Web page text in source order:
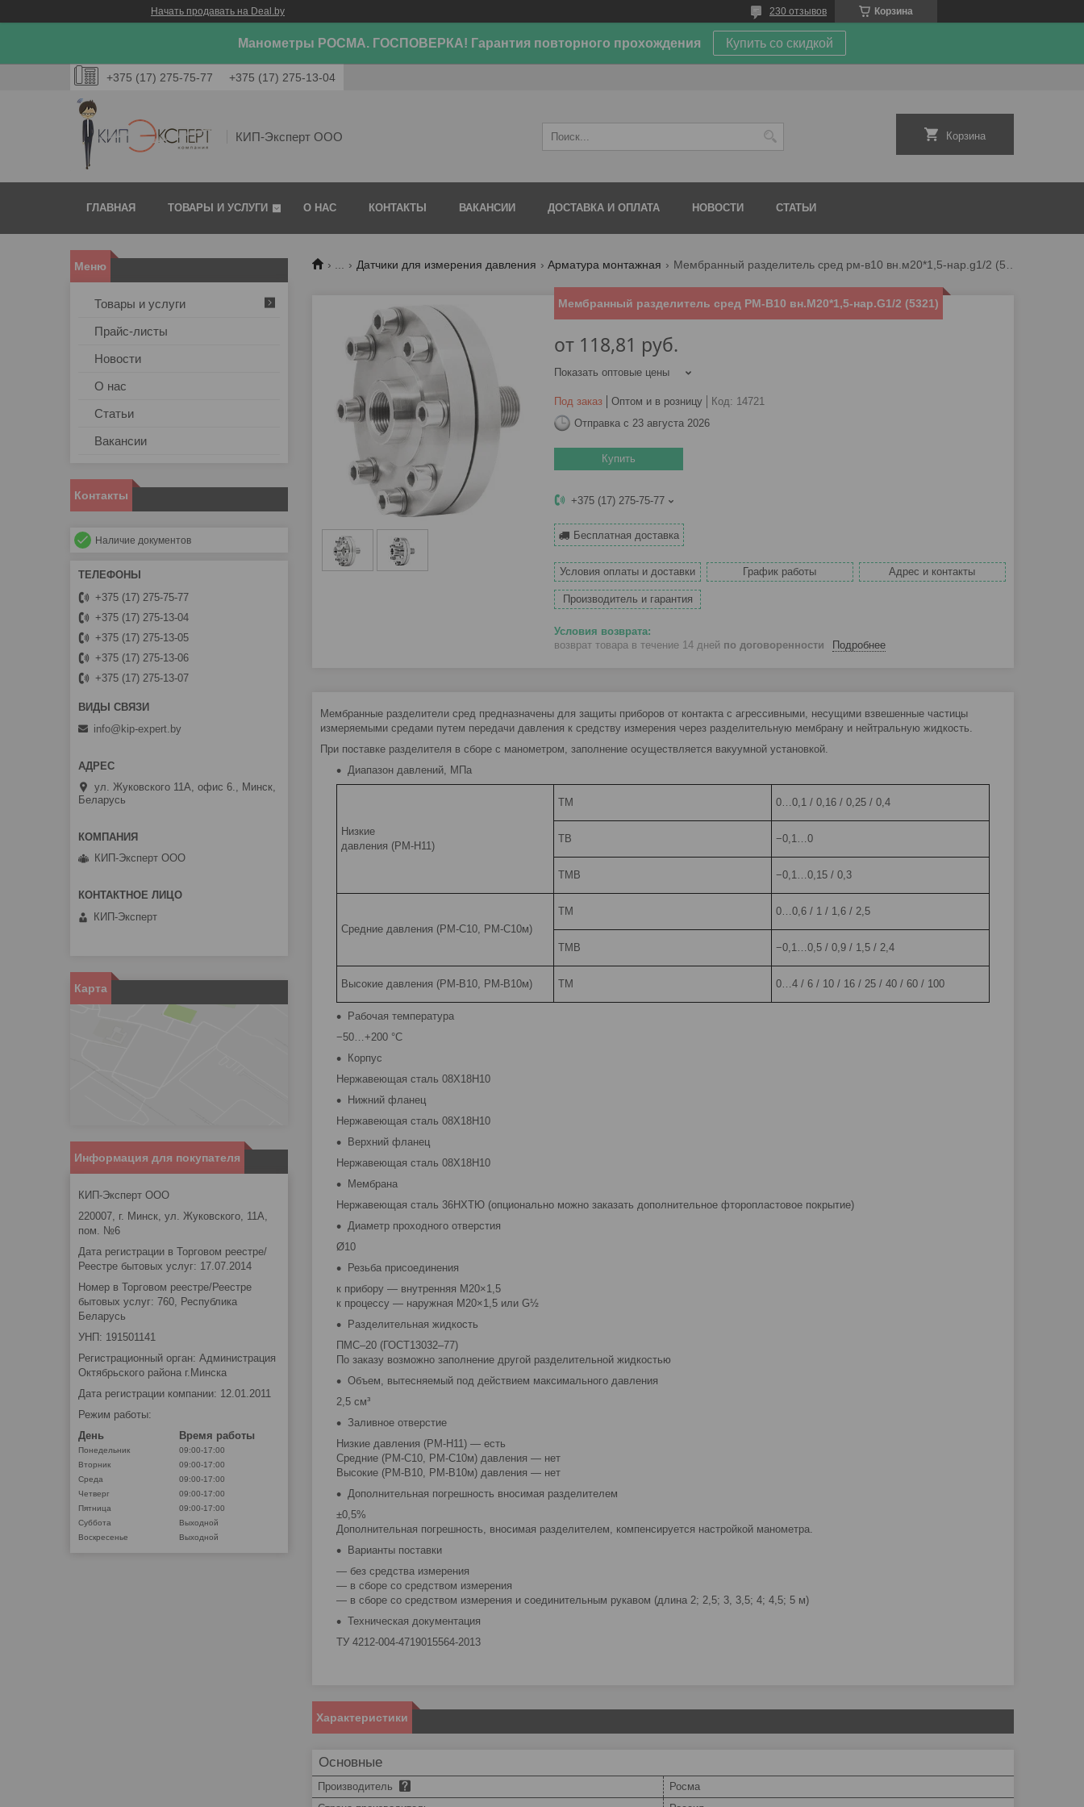
Начать продавать на Deal.by Корзина
230 отзывов
Манометры РОСМА. ГОСПОВЕРКА! Гарантия повторного прохождения Купить со скидкой
+375 (17) 275-75-77 +375 (17) 275-13-04
КИП-Эксперт ООО Корзина
ГЛАВНАЯ ТОВАРЫ И УСЛУГИ О НАС КОНТАКТЫ ВАКАНСИИ ДОСТАВКА И ОПЛАТА НОВОСТИ СТАТЬИ
... Датчики для измерения давления Арматура монтажная Мембранный разделитель сред рм-в10 вн.м20*1,5-нар.g1/2 (5321)
Мембранный разделитель сред РМ-В10 вн.М20*1,5-нар.G1/2 (5321)
от 118,81 руб.
Показать оптовые цены
Под заказ Оптом и в розницу Код: 14721
Отправка с 23 августа 2026
Купить
+375 (17) 275-75-77
Бесплатная доставка
Условия оплаты и доставки График работы Адрес и контакты
Производитель и гарантия
возврат товара в течение 14 дней по договоренности Подробнее
Мембранные разделители сред предназначены для защиты приборов от контакта с агрессивными, несущими взвешенные частицы
измеряемыми средами путем передачи давления к средству измерения через разделительную мембрану и нейтральную жидкость.
При поставке разделителя в сборе с маномет­ром, заполнение осуществляется вакуумной установкой.
Диапазон давлений, МПа
Низкие
давления (РМ-Н11)
ТМ 0…0,1 / 0,16 / 0,25 / 0,4
ТВ −0,1…0
ТМВ −0,1…0,15 / 0,3
Средние давления (РМ-С10, РМ-С10м)
ТМ 0…0,6 / 1 / 1,6 / 2,5
ТМВ −0,1…0,5 / 0,9 / 1,5 / 2,4
Высокие давления (РМ-В10, РМ-В10м) ТМ 0…4 / 6 / 10 / 16 / 25 / 40 / 60 / 100
Рабочая температура
−50…+200 °C
Корпус
Нержавеющая сталь 08Х18Н10
Нижний фланец
Нержавеющая сталь 08Х18Н10
Верхний фланец
Нержавеющая сталь 08Х18Н10
Мембрана
Нержавеющая сталь 36НХТЮ (опционально можно заказать дополнительное фторопластовое покрытие)
Диаметр проходного отверстия
Ø10
Резьба присоединения
к прибору — внутренняя M20×1,5
к процессу — наружная М20×1,5 или G½
Разделительная жидкость
ПМС–20 (ГОСТ13032–77)
По заказу возможно заполнение другой разделительной жидкостью
Объем, вытесняемый под действием максимального давления
2,5 см³
Заливное отверстие
Низкие давления (РМ-Н11) — есть
Средние (РМ-С10, РМ-С10м) давления — нет
Высокие (РМ-В10, РМ-В10м) давления — нет
Дополнительная погрешность вносимая разделителем
±0,5%
Дополнительная погрешность, вносимая разделителем, компенсируется настройкой манометра.
Варианты поставки
— без средства измерения
— в сборе со средством измерения
— в сборе со средством измерения и соеди­ни­тельным рукавом (длина 2; 2,5; 3, 3,5; 4; 4,5; 5 м)
Техническая документация
ТУ 4212-004-4719015564-2013
Характеристики
Основные
Производитель
Росма
Товары и услуги
Прайс-листы
Новости
О нас
Статьи
Вакансии
Контакты
Наличие документов
+375 (17) 275-75-77
+375 (17) 275-13-04
+375 (17) 275-13-05
+375 (17) 275-13-06
+375 (17) 275-13-07
info@kip-expert.by
ул. Жуковского 11А, офис 6., Минск,
Беларусь
КИП-Эксперт ООО
КИП-Эксперт
Карта
Информация для покупателя
КИП-Эксперт ООО
220007, г. Минск, ул. Жуковского, 11А,
пом. №6
Дата регистрации в Торговом реестре/
Реестре бытовых услуг: 17.07.2014
Номер в Торговом реестре/Реестре
бытовых услуг: 760, Республика
Беларусь
УНП: 191501141
Регистрационный орган: Администрация
Октябрьского района г.Минска
Дата регистрации компании: 12.01.2011
Режим работы:
День
Время работы
Понедельник
09:00-17:00
Вторник
09:00-17:00
Среда
09:00-17:00
Четверг
09:00-17:00
Пятница
09:00-17:00
Суббота
Выходной
Воскресенье
Выходной